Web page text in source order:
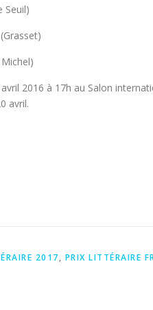
Seuil)
2016 à 17h au Salon
avril.
2017, PRIX LITTÉRAIRE